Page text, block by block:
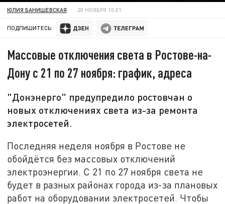
ЮЛИЯ БАНИШЕВСКАЯ 20 НОЯБРЯ 10:01
ПОДПИШИТЕСЬ:
Массовые отключения света в Ростове-на-
Дону с 21 по 27 ноября: график, адреса
"Донэнерго" предупредило ростовчан о
новых отключениях света из-за ремонта
электросетей.
Последняя неделя ноября в Ростове не
обойдётся без массовых отключений
электроэнергии. С 21 по 27 ноября света не
будет в разных районах города из-за плановых
работ на оборудовании электросетей. Чтобы